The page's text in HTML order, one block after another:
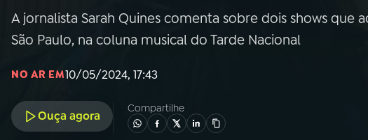
03 PROGRAMAÇÃO
05 PODCASTS
A jornalista Sarah Quines comenta sobre dois shows que
São Paulo, na coluna musical do Tarde Nacional
NO AR EM10/05/2024, 17:43
Ouça agora
Compartilhe